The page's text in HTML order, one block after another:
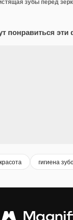
понравиться эти
красота гигиена